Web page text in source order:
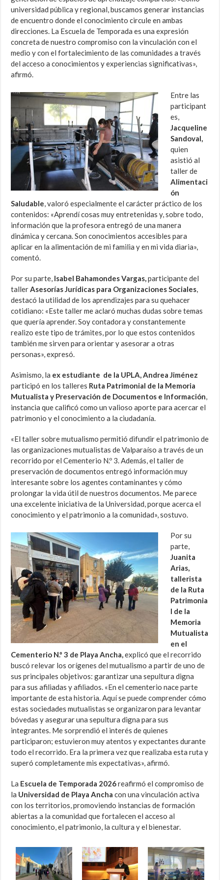
universidad pública y regional, buscamos generar instancias
de encuentro donde el conocimiento circule en ambas
direcciones. La Escuela de Temporada es una expresión
concreta de nuestro compromiso con la vinculación con el
medio y con el fortalecimiento de las comunidades a través
del acceso a conocimientos y experiencias significativas»,
afirmó.
Entre las
participant
es,
Jacqueline
Sandoval,
quien
asistió al
taller de
Alimentaci
ón
Saludable, valoró especialmente el carácter práctico de los
contenidos: «Aprendí cosas muy entretenidas y, sobre todo,
información que la profesora entregó de una manera
dinámica y cercana. Son conocimientos accesibles para
aplicar en la alimentación de mi familia y en mi vida diaria»,
comentó.
Por su parte, Isabel Bahamondes Vargas,participante del
tallerAsesorías Jurídicas para Organizaciones Sociales,
destacó la utilidad de los aprendizajes para su quehacer
cotidiano: «Este taller me aclaró muchas dudas sobre temas
que quería aprender. Soy contadora y constantemente
realizo este tipo de trámites, por lo que estos contenidos
también me sirven para orientar y asesorar a otras
personas», expresó.
Asimismo, la ex estudiante de la UPLA, Andrea Jiménez
participó en los talleres Ruta Patrimonial de la Memoria
Mutualista y Preservación de Documentos e Información,
instancia que calificó como un valioso aporte para acercar el
patrimonio y el conocimiento a la ciudadanía.
«El taller sobre mutualismo permitió difundir el patrimonio de
las organizaciones mutualistas de Valparaíso a través de un
recorrido por el Cementerio N.º 3. Además, el taller de
preservación de documentos entregó información muy
interesante sobre los agentes contaminantes y cómo
prolongar la vida útil de nuestros documentos. Me parece
una excelente iniciativa de la Universidad, porque acerca el
conocimiento y el patrimonio a la comunidad», sostuvo.
Por su
parte,
Juanita
Arias,
tallerista
de la Ruta
Patrimonia
l de la
Memoria
Mutualista
en el
Cementerio N.º 3 de Playa Ancha,explicó que el recorrido
buscó relevar los orígenes del mutualismo a partir de uno de
sus principales objetivos: garantizar una sepultura digna
para sus afiliadas y afiliados. «En el cementerio nace parte
importante de esta historia. Aquí se puede comprender cómo
estas sociedades mutualistas se organizaron para levantar
bóvedas y asegurar una sepultura digna para sus
integrantes. Me sorprendió el interés de quienes
participaron; estuvieron muy atentos y expectantes durante
todo el recorrido. Era la primera vez que realizaba esta ruta y
superó completamente mis expectativas», afirmó.
La Escuela de Temporada 2026reafirmó el compromiso de
la Universidad de Playa Ancha con una vinculación activa
con los territorios, promoviendo instancias de formación
abiertas a la comunidad que fortalecen el acceso al
conocimiento, el patrimonio, la cultura y el bienestar.